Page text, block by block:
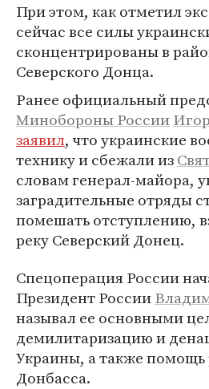
При этом, как отметил
сейчас все силы
сконцентрированы в
Северского Донца.
Ранее официальный
Минобороны России
заявил, что украинские
технику и сбежали из
словам генерал-майора,
заградительные отряды
помешать отступлению,
реку Северский Донец.
Спецоперация России
Президент России
называл ее основными
демилитаризацию и
Украины, а также помощь
Донбасса.